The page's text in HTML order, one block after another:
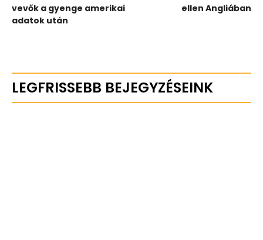
vevők a gyenge amerikai
adatok után
ellen Angliában
LEGFRISSEBB BEJEGYZÉSEINK